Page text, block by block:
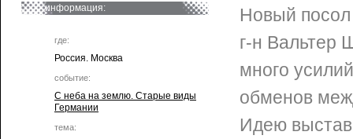
информация:
где:
Россия. Москва
событие:
С неба на землю. Старые виды
Германии
тема:
Новый
г-н Вальтер
много
обменов
Идею